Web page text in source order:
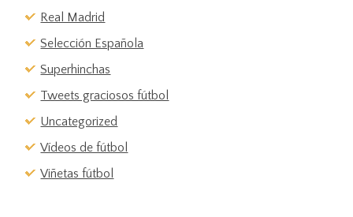
Real Madrid
Selección Española
Superhinchas
Tweets graciosos fútbol
Uncategorized
Vídeos de fútbol
Viñetas fútbol